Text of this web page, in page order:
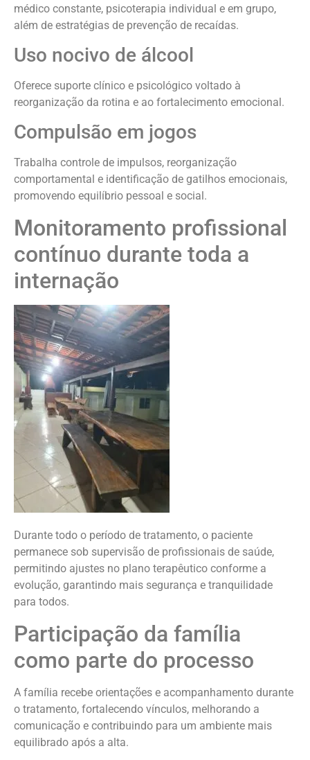
médico constante, psicoterapia individual e em grupo,
além de estratégias de prevenção de recaídas.
Uso nocivo de álcool
Oferece suporte clínico e psicológico voltado à
reorganização da rotina e ao fortalecimento emocional.
Compulsão em jogos
Trabalha controle de impulsos, reorganização
comportamental e identificação de gatilhos emocionais,
promovendo equilíbrio pessoal e social.
Monitoramento profissional
contínuo durante toda a
internação
Durante todo o período de tratamento, o paciente
permanece sob supervisão de profissionais de saúde,
permitindo ajustes no plano terapêutico conforme a
evolução, garantindo mais segurança e tranquilidade
para todos.
Participação da família
como parte do processo
A família recebe orientações e acompanhamento durante
o tratamento, fortalecendo vínculos, melhorando a
comunicação e contribuindo para um ambiente mais
equilibrado após a alta.